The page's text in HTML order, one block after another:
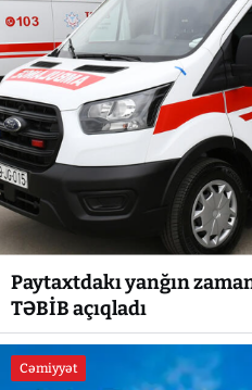
Paytaxtdakı yanğın
TƏBİB açıqladı
Cəmiyyət